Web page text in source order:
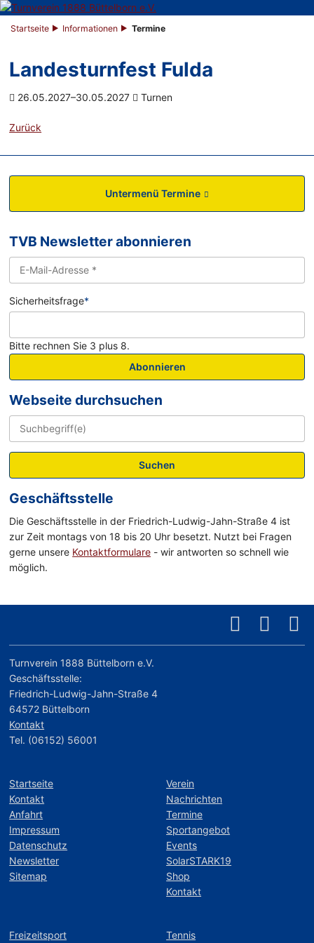
Startseite Informationen Termine
Landesturnfest Fulda
26.05.2027–30.05.2027 Turnen
Zurück
Untermenü Termine
TVB Newsletter abonnieren
Sicherheitsfrage*
Bitte rechnen Sie 3 plus 8.
Abonnieren
Webseite durchsuchen
Suchen
Geschäftsstelle
Die Geschäftsstelle in der Friedrich-Ludwig-Jahn-Straße 4 ist
zur Zeit montags von 18 bis 20 Uhr besetzt. Nutzt bei Fragen
gerne unsere Kontaktformulare - wir antworten so schnell wie
möglich.
Turnverein 1888 Büttelborn e.V.
Geschäftsstelle:
Friedrich-Ludwig-Jahn-Straße 4
64572 Büttelborn
Kontakt
Tel. (06152) 56001
Startseite
Kontakt
Anfahrt
Impressum
Datenschutz
Newsletter
Sitemap
Verein
Nachrichten
Termine
Sportangebot
Events
SolarSTARK19
Shop
Kontakt
Freizeitsport Tennis